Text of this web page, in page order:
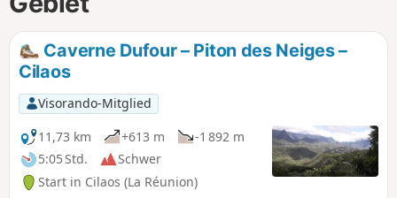
Caverne Dufour – Piton des Neiges –
Cilaos
Visorando-Mitglied
11,73 km
+613 m
-1 892 m
5:05 Std.
Schwer
Start in Cilaos (La Réunion)